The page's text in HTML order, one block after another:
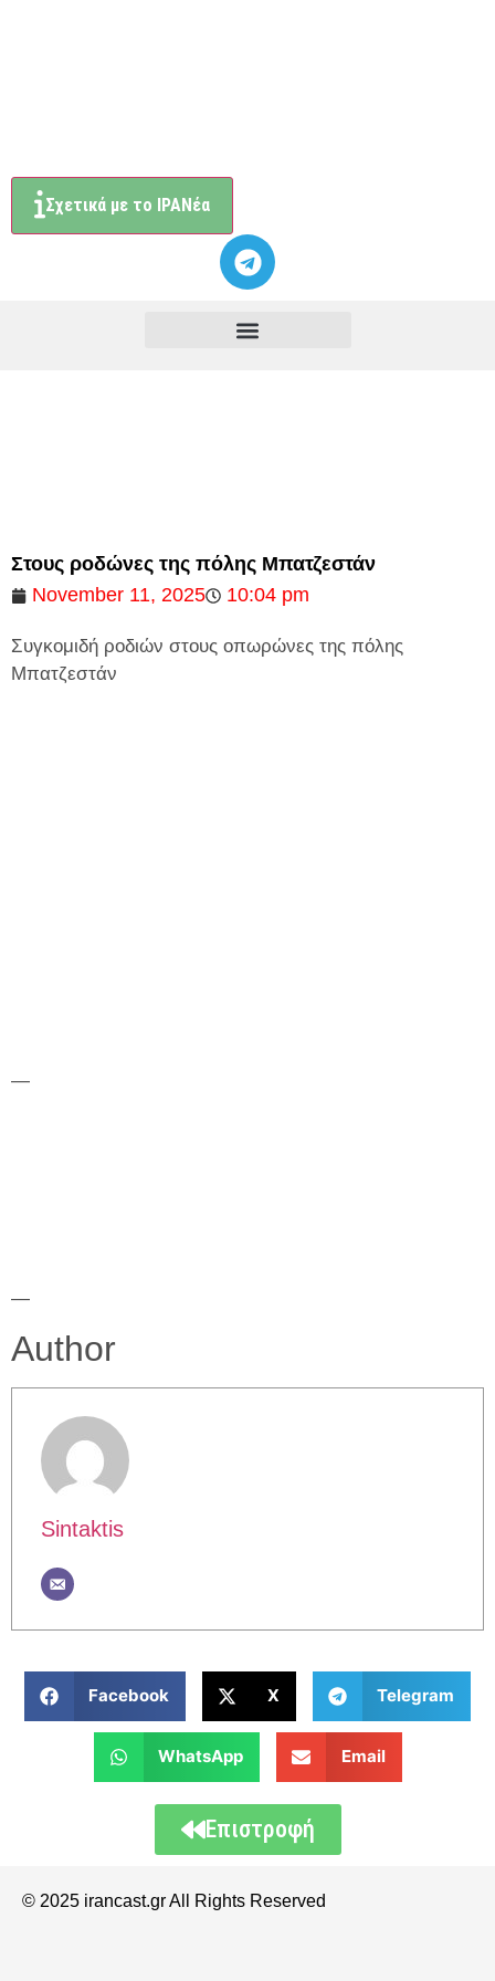
Σχετικά με το ΙΡΑΝέα
Στους ροδώνες της πόλης Μπατζεστάν
November 11, 2025
10:04 pm
Συγκομιδή ροδιών στους οπωρώνες της πόλης
Μπατζεστάν
—
—
Author
Sintaktis
Facebook X Telegram
WhatsApp Email
Επιστροφή
© 2025 irancast.gr All Rights Reserved